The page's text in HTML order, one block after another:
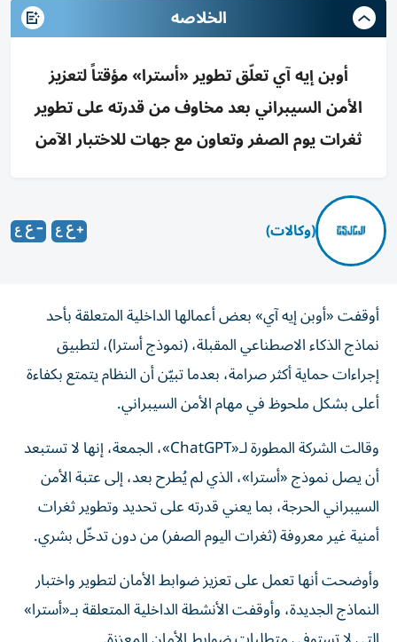
الخلاصه
أوبن إيه آي تعلّق تطوير «أسترا» مؤقتاً لتعزيز
الأمن السيبراني بعد مخاوف من قدرته على تطوير
ثغرات يوم الصفر وتعاون مع جهات للاختبار الآمن
(وكالات)
أوقفت «أوبن إيه آي» بعض أعمالها الداخلية المتعلقة بأحد
نماذج الذكاء الاصطناعي المقبلة، (نموذج أسترا)، لتطبيق
إجراءات حماية أكثر صرامة، بعدما تبيّن أن النظام يتمتع بكفاءة
أعلى بشكل ملحوظ في مهام الأمن السيبراني.
وقالت الشركة المطورة لـ«ChatGPT»، الجمعة، إنها لا تستبعد
أن يصل نموذج «أسترا»، الذي لم يُطرح بعد، إلى عتبة الأمن
السيبراني الحرجة، بما يعني قدرته على تحديد وتطوير ثغرات
أمنية غير معروفة (ثغرات اليوم الصفر) من دون تدخّل بشري.
وأوضحت أنها تعمل على تعزيز ضوابط الأمان لتطوير واختبار
النماذج الجديدة، وأوقفت الأنشطة الداخلية المتعلقة بـ«أسترا»